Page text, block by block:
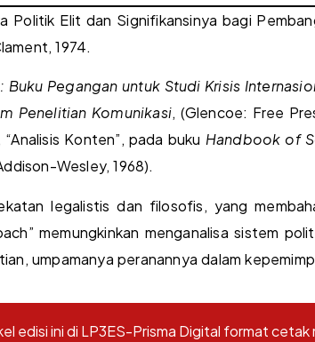
Politik Elit dan Signifikansinya bagi
1974.
Buku Pegangan untuk Studi Krisis
Penelitian Komunikasi, (Glencoe: Free
Konten”, pada buku Handbook of
Wesley, 1968).
legalistis dan filosofis, yang
memungkinkan menganalisa sistem
umpamanya peranannya dalam
edisi ini di LP3ES-Prisma Digital format